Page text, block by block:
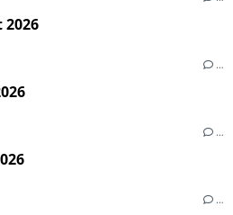
…
…
…